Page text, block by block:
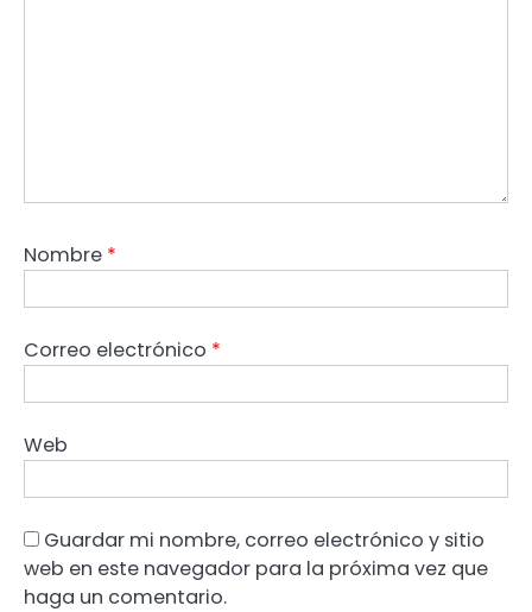
Nombre *
Correo electrónico *
Web
Guardar mi nombre, correo electrónico y sitio
web en este navegador para la próxima vez que
haga un comentario.